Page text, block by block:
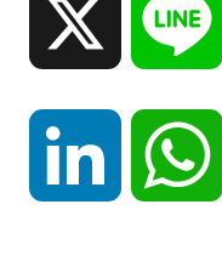
LinkedIn